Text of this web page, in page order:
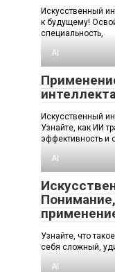
Искусственный
к будущему!
специальность,
AI
Искусственный
Узнайте, как ИИ
эффективность и
AI
Узнайте, что
себя сложный,
AI